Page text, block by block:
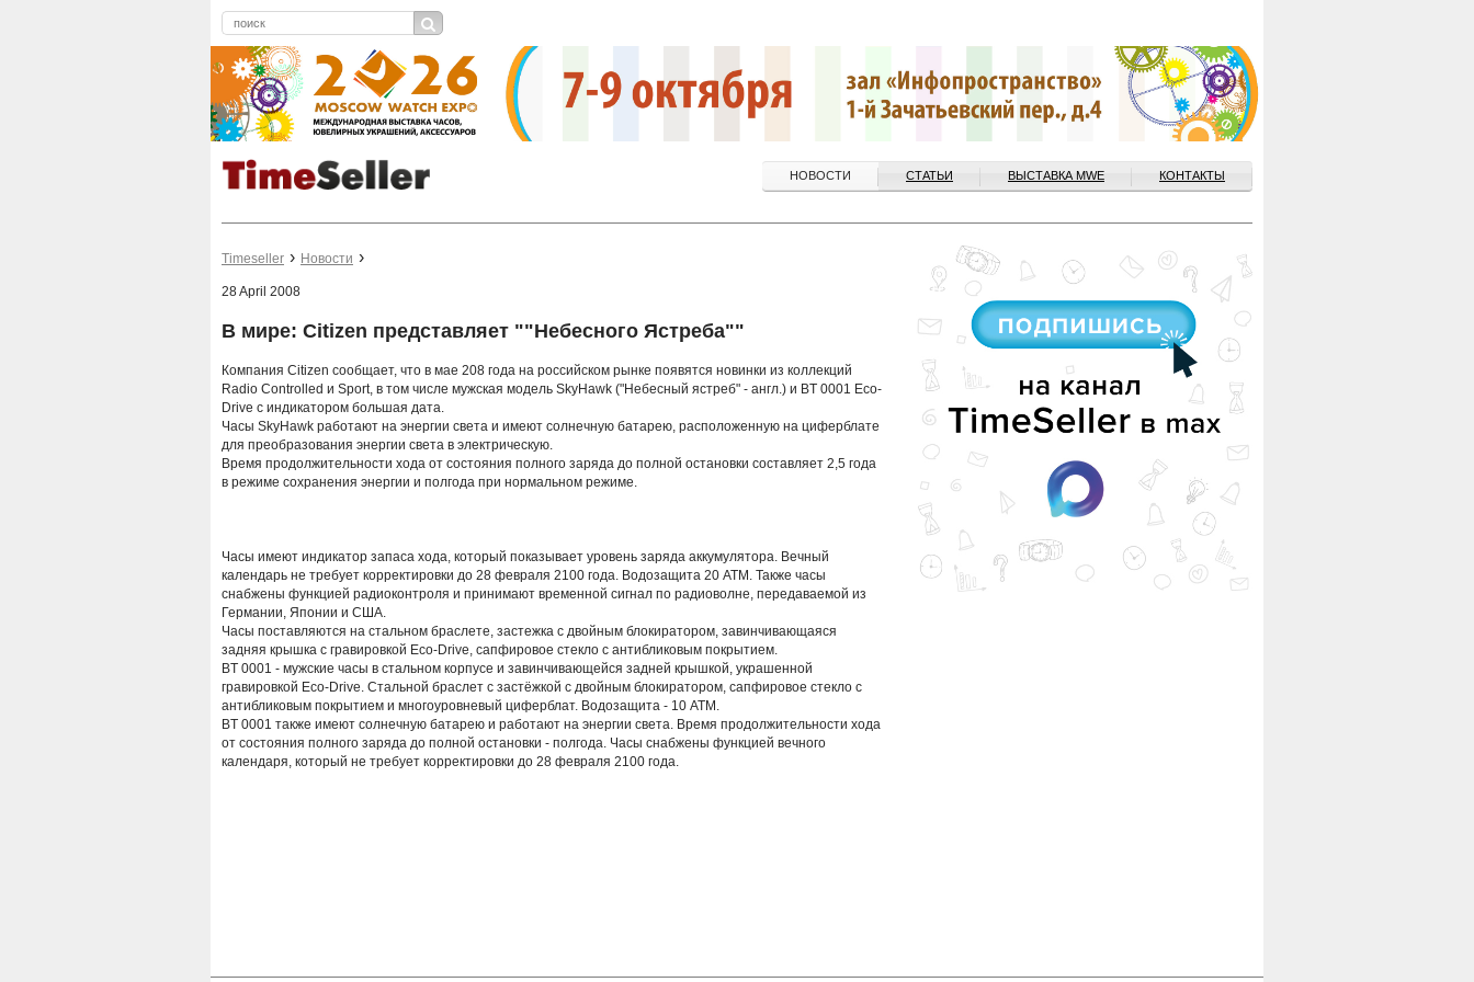
НОВОСТИ СТАТЬИ ВЫСТАВКА MWE КОНТАКТЫ
Timeseller Новости
28 April 2008
В мире: Citizen представляет ""Небесного Ястреба""
Компания Citizen сообщает, что в мае 208 года на российском рынке появятся новинки из коллекций
Radio Controlled и Sport, в том числе мужская модель SkyHawk ("Небесный ястреб" - англ.) и BT 0001 Eco-
Drive с индикатором большая дата.
Часы SkyHawk работают на энергии света и имеют солнечную батарею, расположенную на циферблате
для преобразования энергии света в электрическую.
Время продолжительности хода от состояния полного заряда до полной остановки составляет 2,5 года
в режиме сохранения энергии и полгода при нормальном режиме.
Часы имеют индикатор запаса хода, который показывает уровень заряда аккумулятора. Вечный
календарь не требует корректировки до 28 февраля 2100 года. Водозащита 20 АТМ. Также часы
снабжены функцией радиоконтроля и принимают временной сигнал по радиоволне, передаваемой из
Германии, Японии и США.
Часы поставляются на стальном браслете, застежка с двойным блокиратором, завинчивающаяся
задняя крышка с гравировкой Eco-Drive, сапфировое стекло с антибликовым покрытием.
BT 0001 - мужские часы в стальном корпусе и завинчивающейся задней крышкой, украшенной
гравировкой Eco-Drive. Стальной браслет с застёжкой с двойным блокиратором, сапфировое стекло с
антибликовым покрытием и многоуровневый циферблат. Водозащита - 10 АТМ.
BT 0001 также имеют солнечную батарею и работают на энергии света. Время продолжительности хода
от состояния полного заряда до полной остановки - полгода. Часы снабжены функцией вечного
календаря, который не требует корректировки до 28 февраля 2100 года.